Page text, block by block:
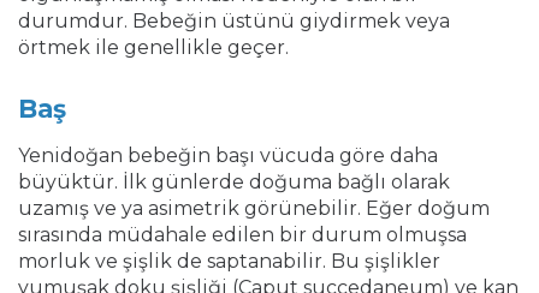
durumdur. Bebeğin üstünü giydirmek veya
örtmek ile genellikle geçer.
Baş
Yenidoğan bebeğin başı vücuda göre daha
büyüktür. İlk günlerde doğuma bağlı olarak
uzamış ve ya asimetrik görünebilir. Eğer doğum
sırasında müdahale edilen bir durum olmuşsa
morluk ve şişlik de saptanabilir. Bu şişlikler
yumuşak doku şişliği (Caput succedaneum) ve kan